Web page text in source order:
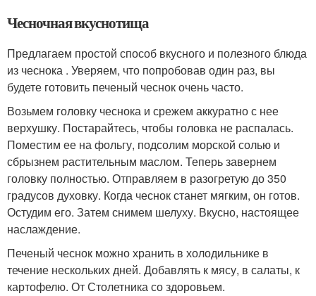
Чесночная вкуснотища
Предлагаем простой способ вкусного и полезного блюда
из чеснока . Уверяем, что попробовав один раз, вы
будете готовить печеный чеснок очень часто.
Возьмем головку чеснока и срежем аккуратно с нее
верхушку. Постарайтесь, чтобы головка не распалась.
Поместим ее на фольгу, подсолим морской солью и
сбрызнем растительным маслом. Теперь завернем
головку полностью. Отправляем в разогретую до 350
градусов духовку. Когда чеснок станет мягким, он готов.
Остудим его. Затем снимем шелуху. Вкусно, настоящее
наслаждение.
Печеный чеснок можно хранить в холодильнике в
течение нескольких дней. Добавлять к мясу, в салаты, к
картофелю. От Столетника со здоровьем.